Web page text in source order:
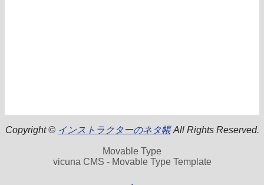
Copyright © インストラクターのネタ帳All Rights Reserved.
Movable Type
vicuna CMS - Movable Type Template
.